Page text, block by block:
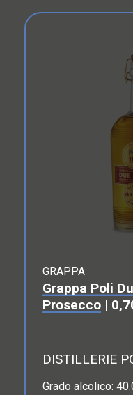
GRAPPA
Grappa Poli
Prosecco |
DISTILLERIE
Grado alcolico: